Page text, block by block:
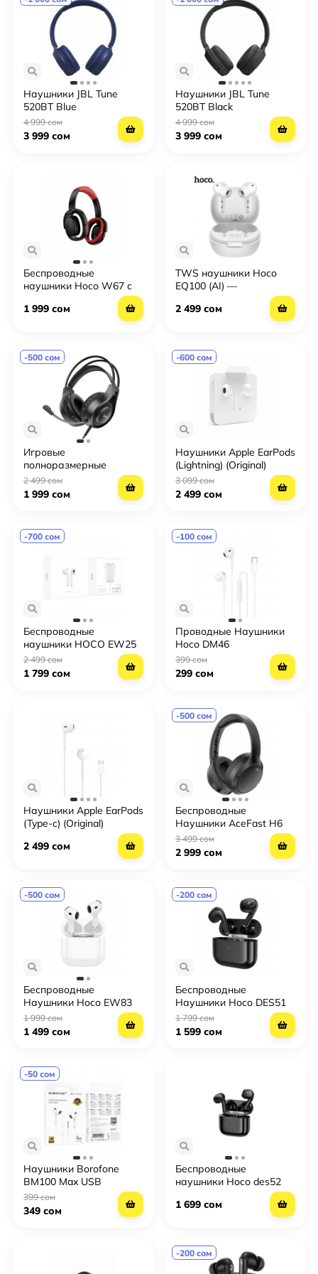
Наушники JBL Tune
520BT Blue
4 999 сом
3 999 сом
Наушники JBL Tune
520BT Black
4 999 сом
3 999 сом
Беспроводные
наушники Hoco W67 с
стереозвуком
1 999 сом
TWS наушники Hoco
EQ100 (AI) —
переводчик на 134
языка, кейс-подставка
Bluetooth 5.4
2 499 сом
-500 сом
Игровые
полноразмерные
наушники hoco. W106
Tiger gaming headset с
2 499 сом
1 999 сом
-600 сом
Наушники Apple EarPods
(Lightning) (Original)
3 099 сом
2 499 сом
-700 сом
Беспроводные
наушники HOCO EW25
2 499 сом
1 799 сом
-100 сом
Проводные Наушники
Hoco DM46
399 сом
299 сом
Наушники Apple EarPods
(Type-c) (Original)
2 499 сом
-500 сом
Беспроводные
Наушники AceFast H6
ANC
3 499 сом
2 999 сом
-500 сом
Беспроводные
Наушники Hoco EW83
1 999 сом
1 499 сом
-200 сом
Беспроводные
Наушники Hoco DES51
1 799 сом
1 599 сом
-50 сом
Наушники Borofone
BM100 Max USB
399 сом
349 сом
Беспроводные
наушники Hoco des52
1 699 сом
-200 сом